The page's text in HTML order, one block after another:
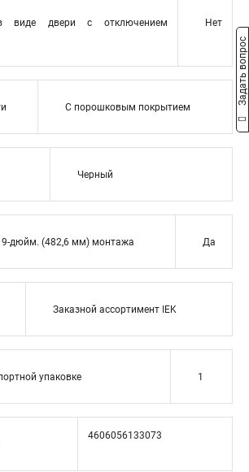
виде двери с отключением
Нет
С порошковым покрытием
Черный
дюйм. (482,6 мм) монтажа Да
Заказной ассортимент IEK
упаковке 1
4606056133073
Задать вопрос